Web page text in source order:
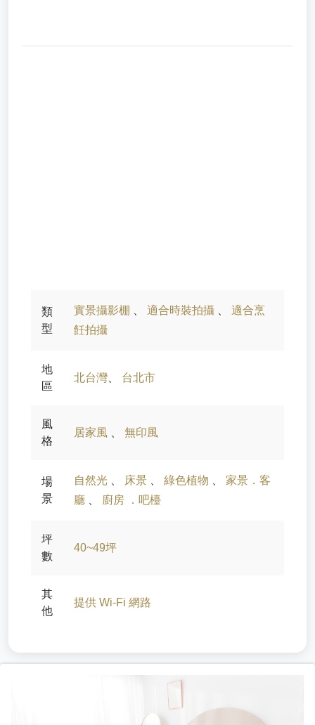
類
型
實景攝影棚 適合時裝拍攝
適合烹
飪拍攝
地
區
北台灣 台北市
風
格
居家風 無印風
場
景
自然光 床景 綠色植物
家景．客
廳
廚房 ．吧檯
坪
數
40~49坪
其
他
提供 Wi-Fi 網路